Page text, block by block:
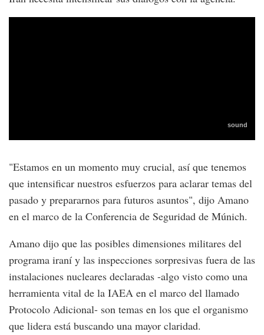
"Estamos en un momento muy crucial, así que tenemos
que intensificar nuestros esfuerzos para aclarar temas del
pasado y prepararnos para futuros asuntos", dijo Amano
en el marco de la Conferencia de Seguridad de Múnich.
Amano dijo que las posibles dimensiones militares del
programa iraní y las inspecciones sorpresivas fuera de las
instalaciones nucleares declaradas -algo visto como una
herramienta vital de la IAEA en el marco del llamado
Protocolo Adicional- son temas en los que el organismo
que lidera está buscando una mayor claridad.